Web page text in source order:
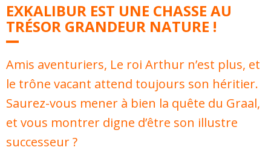
EXKALIBUR EST UNE CHASSE AU
TRÉSOR GRANDEUR NATURE !
Amis aventuriers, Le roi Arthur n’est plus, et
le trône vacant attend toujours son héritier.
Saurez-vous mener à bien la quête du Graal,
et vous montrer digne d’être son illustre
successeur ?